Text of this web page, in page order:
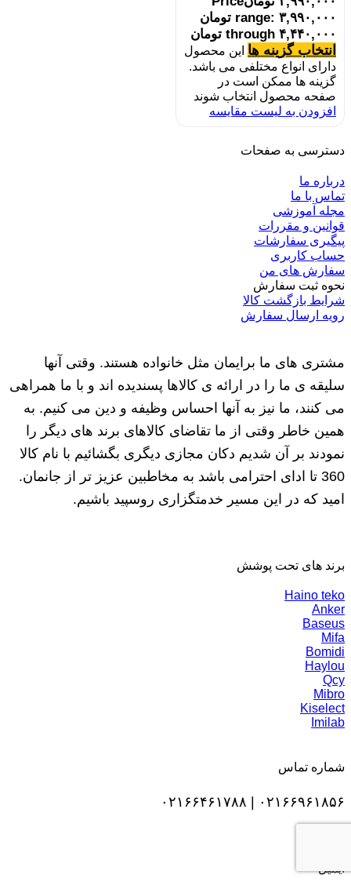
range: ۳,۹۹۰,۰۰۰ تومان
through ۴,۴۴۰,۰۰۰ تومان
انتخاب گزینه ها این محصول
دارای انواع مختلفی می باشد.
گزینه ها ممکن است در
صفحه محصول انتخاب شوند
افزودن به لیست مقایسه
دسترسی به صفحات
درباره ما
تماس با ما
مجله آموزشی
قوانین و مقررات
پیگیری سفارشات
حساب کاربری
سفارش های من
نحوه ثبت سفارش
شرایط بازگشت کالا
رویه ارسال سفارش
مشتری های ما برایمان مثل خانواده هستند. وقتی آنها
سلیقه ی ما را در ارائه ی کالاها پسندیده اند و با ما همراهی
می کنند، ما نیز به آنها احساس وظیفه و دین می کنیم. به
همین خاطر وقتی از ما تقاضای کالاهای برند های دیگر را
نمودند بر آن شدیم دکان مجازی دیگری بگشائیم با نام کالا
360 تا ادای احترامی باشد به مخاطبین عزیز تر از جانمان.
امید که در این مسیر خدمتگزاری روسپید باشیم.
برند های تحت پوشش
Haino teko
Anker
Baseus
Mifa
Bomidi
Haylou
Qcy
Mibro
Kiselect
Imilab
شماره تماس
۰۲۱۶۶۹۶۱۸۵۶ | ۰۲۱۶۶۴۶۱۷۸۸
ایمیل